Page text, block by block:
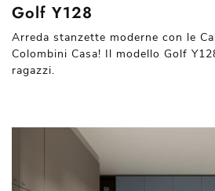
Golf Y128
Arreda stanzette moderne con le
Colombini Casa! Il modello Golf
ragazzi.